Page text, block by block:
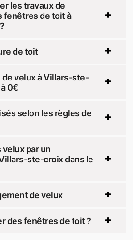
les travaux de
fenêtres de toit à
de toit
velux à Villars-ste-
0€
selon les règles de
par un
ste-croix dans le
de velux
des fenêtres de toit ?